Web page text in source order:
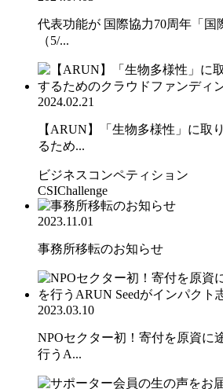
代表功能が 国際協力70周年「国
（5/...
2024.02.21
【ARUN】「生物多様性」に取
るため...
ビジネスコンペティション
CSIChallenge
2023.11.01
事務所移転のお知らせ
2023.03.10
NPOセクター初！寄付を原資に
行うA...